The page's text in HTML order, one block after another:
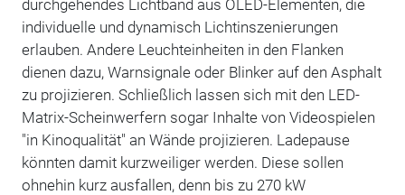
durchgehendes Lichtband aus OLED-Elementen, die
individuelle und dynamisch Lichtinszenierungen
erlauben. Andere Leuchteinheiten in den Flanken
dienen dazu, Warnsignale oder Blinker auf den Asphalt
zu projizieren. Schließlich lassen sich mit den LED-
Matrix-Scheinwerfern sogar Inhalte von Videospielen
"in Kinoqualität" an Wände projizieren. Ladepause
könnten damit kurzweiliger werden. Diese sollen
ohnehin kurz ausfallen, denn bis zu 270 kW